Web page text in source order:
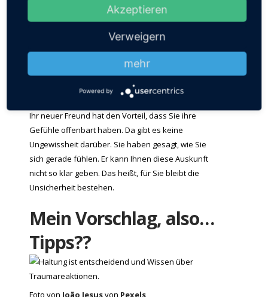
Erinnerungsreaktionen umzugehen. Dafür ist die
Therapie da. Oder zumindest ist das mein Ansatz
für eine Traumatherapie. Das heißt nicht, dass es
schnell geht. Aber es sollte für die betroffene
Person wahrnehmbar sein, dass sie etwas lernt,
um besser mit den Folgen der traumatischen
Erfahrung umzugehen.
Ihr neuer Freund hat den Vorteil, dass Sie ihre
Gefühle offenbart haben. Da gibt es keine
Ungewissheit darüber. Sie haben gesagt, wie Sie
sich gerade fühlen. Er kann Ihnen diese Auskunft
nicht so klar geben. Das heißt, für Sie bleibt die
Unsicherheit bestehen.
Mein Vorschlag, also…
Tipps??
Foto von João Jesusvon Pexels
Akzeptieren
Verweigern
mehr
Powered by